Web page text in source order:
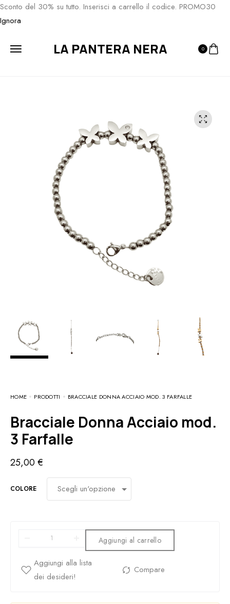
Sconto del 30% su tutto. Inserisci a carrello il codice. PROMO30
Ignora
LA PANTERA NERA 0
HOME PRODOTTI BRACCIALE DONNA ACCIAIO MOD. 3 FARFALLE
Bracciale Donna Acciaio mod.
3 Farfalle
25,00€
COLORE
Aggiungi al carrello